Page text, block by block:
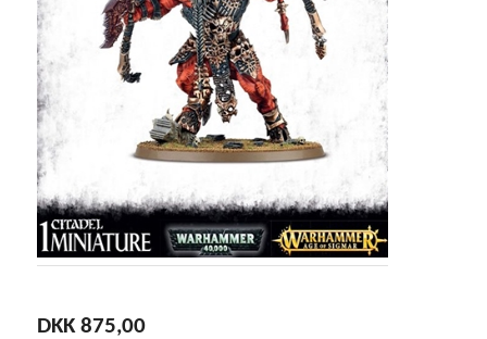
DKK 875,00